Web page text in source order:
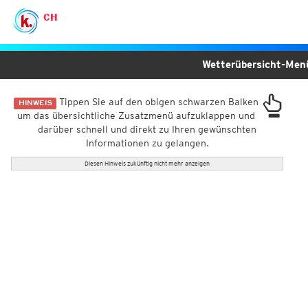
CH
HINWEIS Tippen Sie auf den obigen schwarzen Balken
um das übersichtliche Zusatzmenü aufzuklappen und
darüber schnell und direkt zu Ihren gewünschten
Informationen zu gelangen.
Diesen Hinweis zukünftig nicht mehr anzeigen
Wetterübersicht-